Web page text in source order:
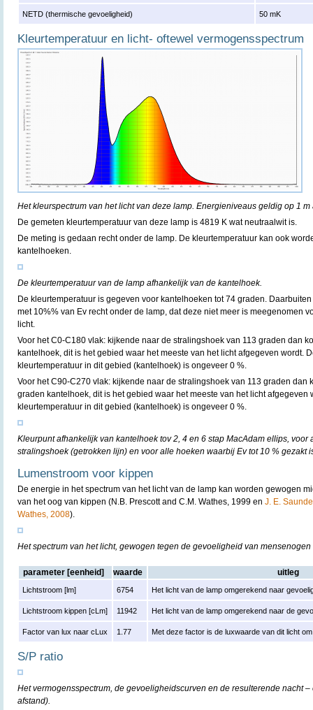
NETD (thermische gevoeligheid) 50 mK
Kleurtemperatuur en licht- oftewel vermogensspectrum
Het kleurspectrum van het licht van deze lamp. Energieniveaus geldig op 1 m
De gemeten kleurtemperatuur van deze lamp is 4819 K wat neutraalwit is.
De meting is gedaan recht onder de lamp. De kleurtemperatuur kan ook
kantelhoeken.
De kleurtemperatuur van de lamp afhankelijk van de kantelhoek.
De kleurtemperatuur is gegeven voor kantelhoeken tot 74 graden.
met 10%% van Ev recht onder de lamp, dat deze niet meer is meegenomen
licht.
Voor het C0-C180 vlak: kijkende naar de stralingshoek van 113 graden dan
kantelhoek, dit is het gebied waar het meeste van het licht afgegeven wordt.
kleurtemperatuur in dit gebied (kantelhoek) is ongeveer 0 %.
Voor het C90-C270 vlak: kijkende naar de stralingshoek van 113 graden dan
graden kantelhoek, dit is het gebied waar het meeste van het licht afgegeven
kleurtemperatuur in dit gebied (kantelhoek) is ongeveer 0 %.
Kleurpunt afhankelijk van kantelhoek tov 2, 4 en 6 stap MacAdam ellips, voor
stralingshoek (getrokken lijn) en voor alle hoeken waarbij Ev tot 10 % gezakt
Lumenstroom voor kippen
De energie in het spectrum van het licht van de lamp kan worden gewogen
van het oog van kippen (N.B. Prescott and C.M. Wathes, 1999 en J. E.
Wathes, 2008).
Het spectrum van het licht, gewogen tegen de gevoeligheid van
parameter [eenheid] waarde uitleg
Lichtstroom [lm] 6754 Het licht van de lamp omgerekend naar
Lichtstroom kippen [cLm] 11942 Het licht van de lamp omgerekend naar de
Factor van lux naar cLux 1.77 Met deze factor is de luxwaarde van dit licht
S/P ratio
Het vermogensspectrum, de gevoeligheidscurven en de resulterende nacht
afstand).